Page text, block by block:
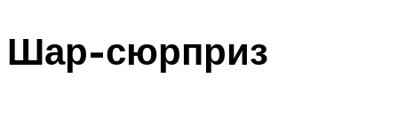
Шар-сюрприз